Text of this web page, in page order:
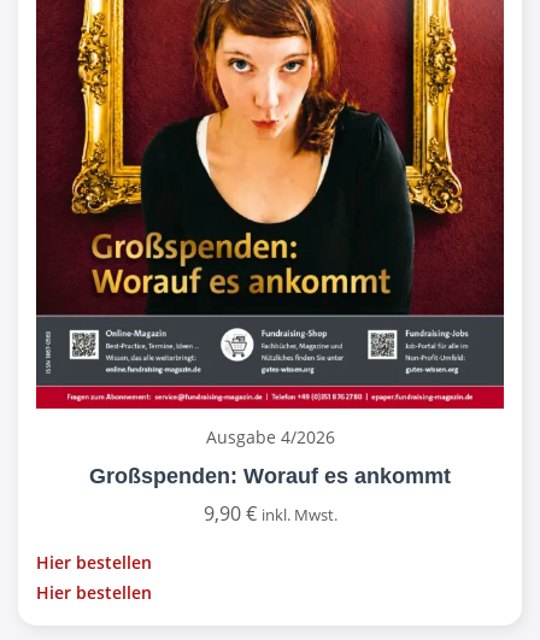
Ausgabe 4/2026
Großspenden: Worauf es ankommt
9,90€ inkl. Mwst.
Hier bestellen
Hier bestellen